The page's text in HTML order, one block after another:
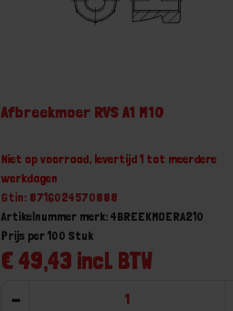
Afbreekmoer RVS A1 M10
Niet op voorraad, levertijd 1 tot meerdere
werkdagen
Gtin: 8716024570888
Artikelnummer merk: 4BREEKMOERA210
€ 49,43 incl. BTW
Prijs per 100 Stuk
-